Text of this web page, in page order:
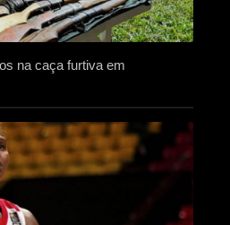
na caça furtiva em